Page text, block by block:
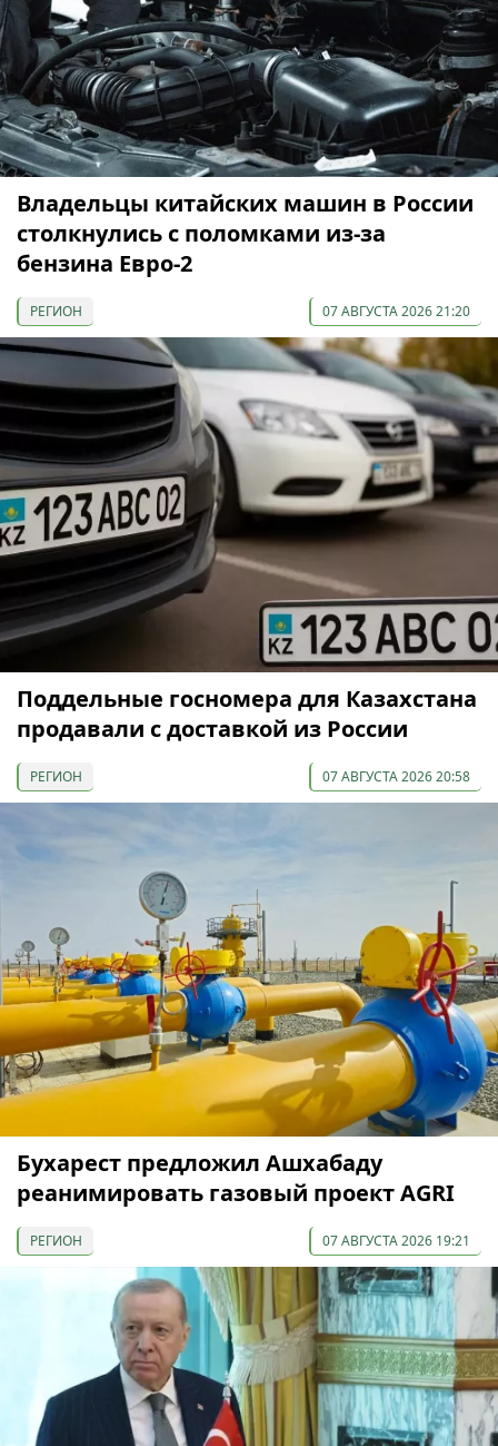
Владельцы китайских машин в России
столкнулись с поломками из-за
бензина Евро-2
РЕГИОН 07 АВГУСТА 2026 21:20
Поддельные госномера для Казахстана
продавали с доставкой из России
РЕГИОН 07 АВГУСТА 2026 20:58
Бухарест предложил Ашхабаду
реанимировать газовый проект AGRI
РЕГИОН 07 АВГУСТА 2026 19:21